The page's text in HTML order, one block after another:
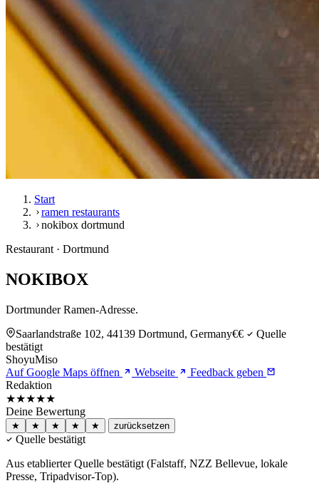
Start
ramen restaurants
nokibox dortmund
Restaurant · Dortmund
NOKIBOX
Dortmunder Ramen-Adresse.
Saarlandstraße 102, 44139 Dortmund, Germany€€
Quelle
bestätigt
ShoyuMiso
Auf Google Maps öffnen
Webseite
Feedback geben
Redaktion
★★★★★
Deine Bewertung
★ ★ ★ ★ ★ zurücksetzen
Quelle bestätigt
Aus etablierter Quelle bestätigt (Falstaff, NZZ Bellevue, lokale
Presse, Tripadvisor-Top).